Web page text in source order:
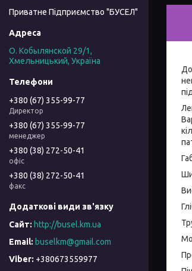
Приватне Підприємство "БУСЕЛ"
О. Кобылянской 29/1,
Хмельницький, Україна
+380 (67) 355-99-77
Директор
+380 (67) 355-99-77
менеджер
+380 (38) 272-50-41
офіс
+380 (38) 272-50-41
факс
http://busel.km.ua
buselkm@gmail.com
+380673559977